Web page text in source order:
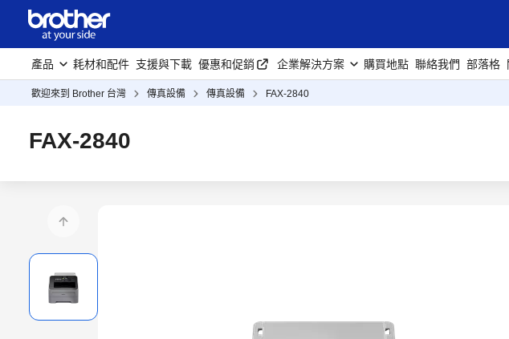
產品 耗材和配件 支援與下載 優惠和促銷 企業解決方案 購買地點 聯絡我們 部落格
歡迎來到 Brother 台灣 傳真設備 傳真設備 FAX-2840
FAX-2840